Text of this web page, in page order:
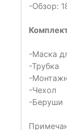
-Обзор:
-Маска
-Трубка
-
-Чехол
-Беруши